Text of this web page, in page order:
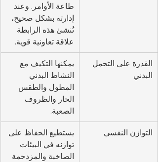
طاعة الأوامر. وعند
إدارته بشكل صحيح،
تُنشئ هذه الرابطة
علاقة تعاونية قوية.
القدرة على التحمل
البدني
يمكنها التكيف مع
النشاط البدني
المطول والطقس
الحار والظروف
الصعبة.
التوازن النفسي
يستطيع الحفاظ على
توازنه في البيئات
الصاخبة والمزدحمة